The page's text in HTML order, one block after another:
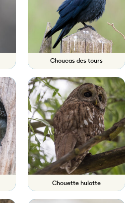
Choucas des tours
Chouette hulotte